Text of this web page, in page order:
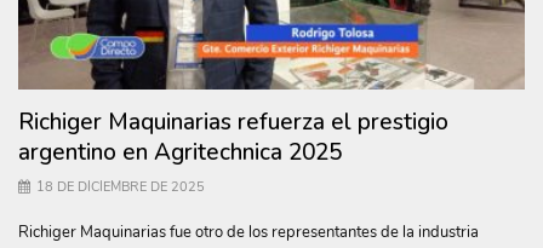
Richiger Maquinarias refuerza el prestigio
argentino en Agritechnica 2025
18 DE DICIEMBRE DE 2025
Richiger Maquinarias fue otro de los representantes de la industria